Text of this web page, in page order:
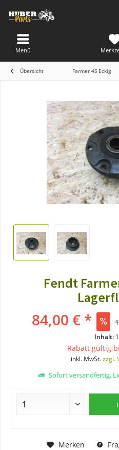
Menü
Übersicht Farmer 4S Eckig
Fendt
84,00 € *
Inhalt:
Rabatt gültig
inkl. MwSt.zzgl.
Sofort versandfertig,
Merken